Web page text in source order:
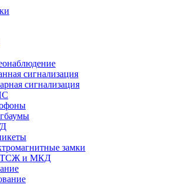
сигнализация
сигнализация
замки
ТСЖ и МКД